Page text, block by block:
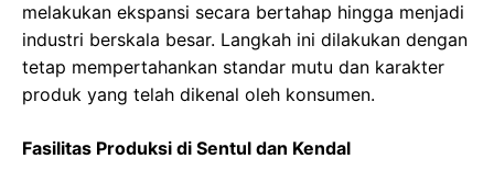
melakukan ekspansi secara bertahap hingga menjadi
industri berskala besar. Langkah ini dilakukan dengan
tetap mempertahankan standar mutu dan karakter
produk yang telah dikenal oleh konsumen.
Fasilitas Produksi di Sentul dan Kendal